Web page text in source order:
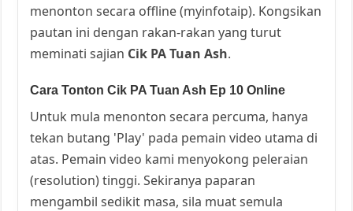
menonton secara offline (myinfotaip). Kongsikan
pautan ini dengan rakan-rakan yang turut
meminati sajian Cik PA Tuan Ash.
Cara Tonton Cik PA Tuan Ash Ep 10 Online
Untuk mula menonton secara percuma, hanya
tekan butang 'Play' pada pemain video utama di
atas. Pemain video kami menyokong peleraian
(resolution) tinggi. Sekiranya paparan
mengambil sedikit masa, sila muat semula